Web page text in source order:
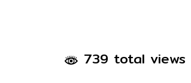
739 total views